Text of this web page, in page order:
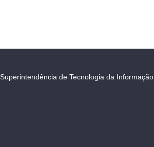
Superintendência de Tecnologia da Informação